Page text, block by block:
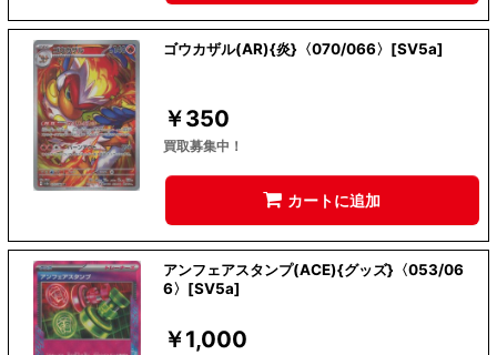
ゴウカザル(AR){炎}〈070/066〉[SV5a]
￥350
買取募集中！
カートに追加
アンフェアスタンプ(ACE){グッズ}〈053/06
6〉[SV5a]
￥1,000